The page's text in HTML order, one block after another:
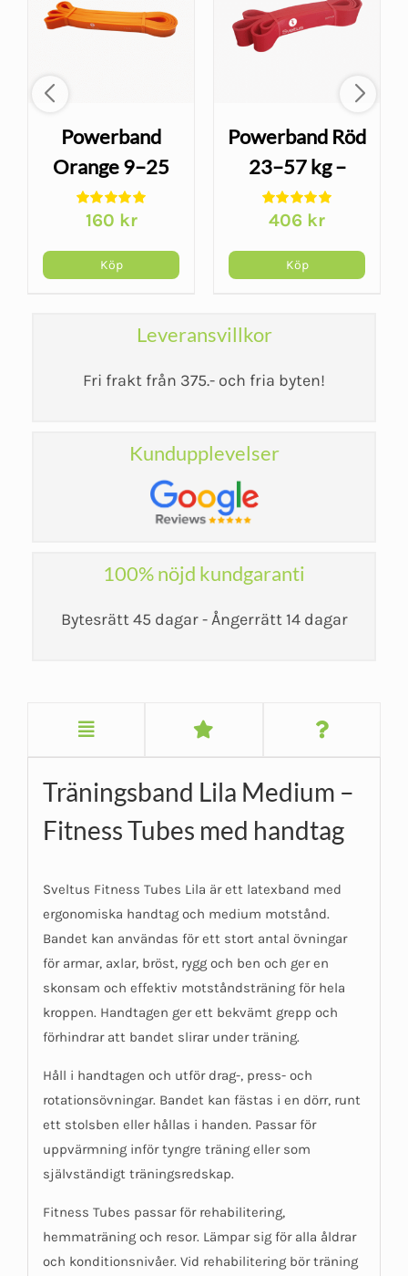
Powerband
Orange 9–25
kg – ögleband
för
styrketräning
160 kr
Köp
Powerband Röd
23–57 kg –
ögleband för
styrketräning
406 kr
Köp
Leveransvillkor
Fri frakt från 375.- och fria byten!
Kundupplevelser
100% nöjd kundgaranti
Bytesrätt 45 dagar - Ångerrätt 14 dagar
Träningsband Lila Medium –
Fitness Tubes med handtag
Sveltus Fitness Tubes Lila är ett latexband med
ergonomiska handtag och medium motstånd.
Bandet kan användas för ett stort antal övningar
för armar, axlar, bröst, rygg och ben och ger en
skonsam och effektiv motståndsträning för hela
kroppen. Handtagen ger ett bekvämt grepp och
förhindrar att bandet slirar under träning.
Håll i handtagen och utför drag-, press- och
rotationsövningar. Bandet kan fästas i en dörr, runt
ett stolsben eller hållas i handen. Passar för
uppvärmning inför tyngre träning eller som
självständigt träningsredskap.
Fitness Tubes passar för rehabilitering,
hemmaträning och resor. Lämpar sig för alla åldrar
och konditionsnivåer. Vid rehabilitering bör träning